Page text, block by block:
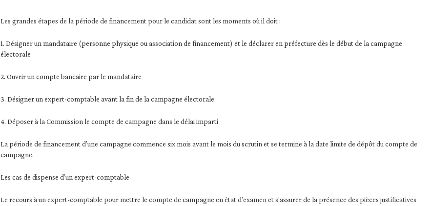
Les grandes étapes de la période de financement pour le candidat sont les moments où il doit :
1. Désigner un mandataire (personne physique ou association de financement) et le déclarer en préfecture dès le début de la campagne
électorale
2. Ouvrir un compte bancaire par le mandataire
3. Désigner un expert-comptable avant la fin de la campagne électorale
4. Déposer à la Commission le compte de campagne dans le délai imparti
La période de financement d’une campagne commence six mois avant le mois du scrutin et se termine à la date limite de dépôt du compte de
campagne.
Les cas de dispense d’un expert-comptable
Le recours à un expert-comptable pour mettre le compte de campagne en état d’examen et s’assurer de la présence des pièces justificatives